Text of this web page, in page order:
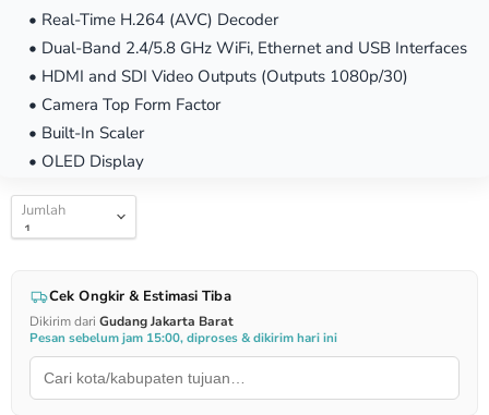
• Real-Time H.264 (AVC) Decoder
• Dual-Band 2.4/5.8 GHz WiFi, Ethernet and USB Interfaces
• HDMI and SDI Video Outputs (Outputs 1080p/30)
• Camera Top Form Factor
• Built-In Scaler
• OLED Display
Jumlah
Cek Ongkir & Estimasi Tiba
Dikirim dari Gudang Jakarta Barat
Pesan sebelum jam 15:00, diproses & dikirim hari ini